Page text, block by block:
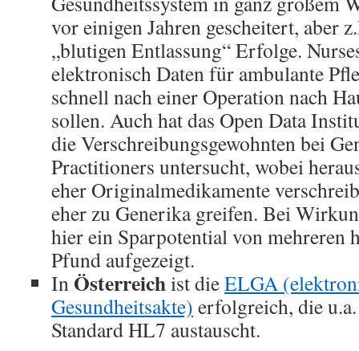
vor einigen Jahren gescheitert, aber
„blutigen Entlassung“ Erfolge.
elektronisch Daten für ambulante
schnell nach einer Operation nach
sollen. Auch hat das Open Data
die Verschreibungsgewohnten bei
Practitioners untersucht, wobei
eher Originalmedikamente
eher zu Generika greifen. Bei
hier ein Sparpotential von
Pfund aufgezeigt.
In Österreichist dieELGA
Gesundheitsakte) erfolgreich, die
Standard HL7 austauscht.